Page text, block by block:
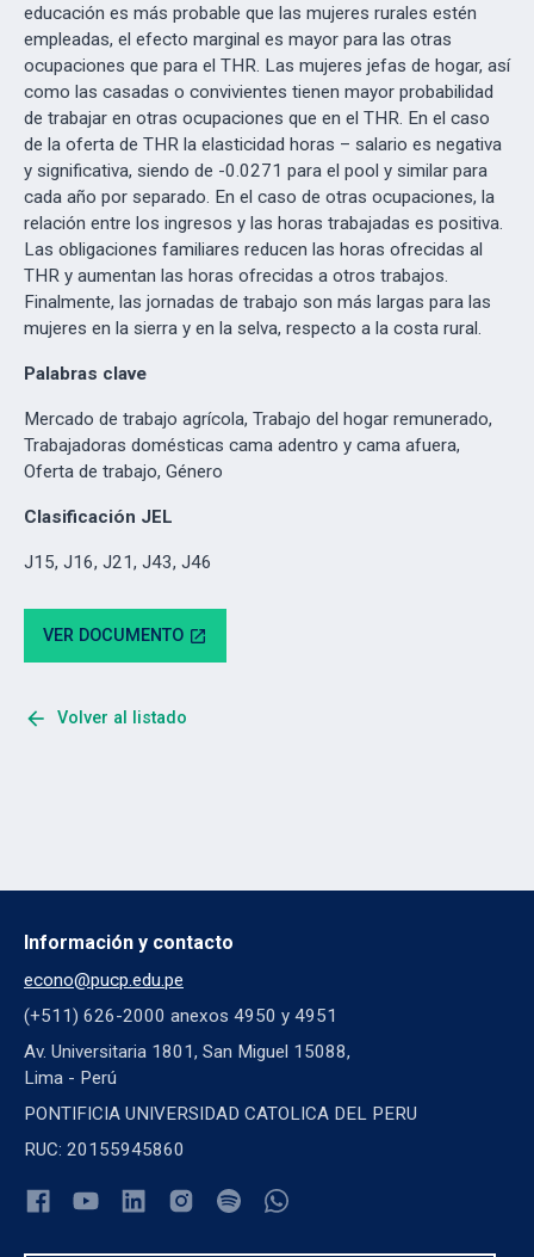
educación es más probable que las mujeres rurales estén
empleadas, el efecto marginal es mayor para las otras
ocupaciones que para el THR. Las mujeres jefas de hogar, así
como las casadas o convivientes tienen mayor probabilidad
de trabajar en otras ocupaciones que en el THR. En el caso
de la oferta de THR la elasticidad horas – salario es negativa
y significativa, siendo de -0.0271 para el pool y similar para
cada año por separado. En el caso de otras ocupaciones, la
relación entre los ingresos y las horas trabajadas es positiva.
Las obligaciones familiares reducen las horas ofrecidas al
THR y aumentan las horas ofrecidas a otros trabajos.
Finalmente, las jornadas de trabajo son más largas para las
mujeres en la sierra y en la selva, respecto a la costa rural.
Palabras clave
Mercado de trabajo agrícola, Trabajo del hogar remunerado,
Trabajadoras domésticas cama adentro y cama afuera,
Oferta de trabajo, Género
Clasificación JEL
J15, J16, J21, J43, J46
VER DOCUMENTO open_in_new
arrow_back Volver al listado
Información y contacto
econo@pucp.edu.pe
(+511) 626-2000 anexos 4950 y 4951
Av. Universitaria 1801, San Miguel 15088,
Lima - Perú
PONTIFICIA UNIVERSIDAD CATOLICA DEL PERU
RUC: 20155945860